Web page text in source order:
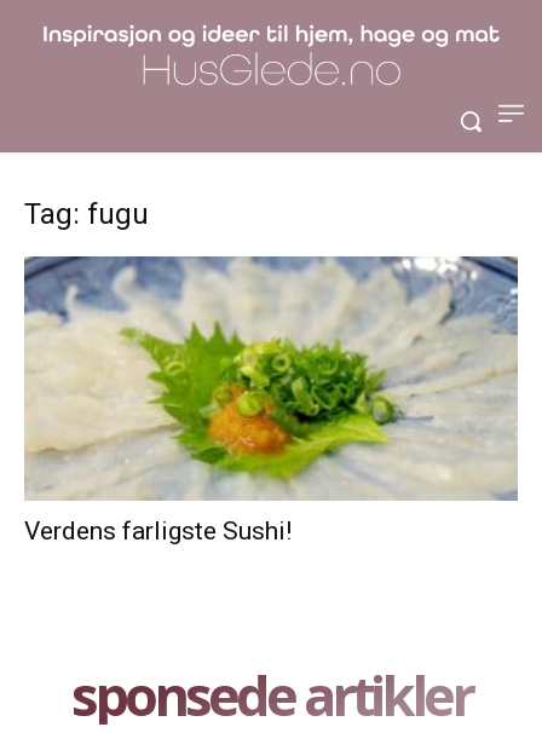
Tag: fugu
Verdens farligste Sushi!
sponsede artikler